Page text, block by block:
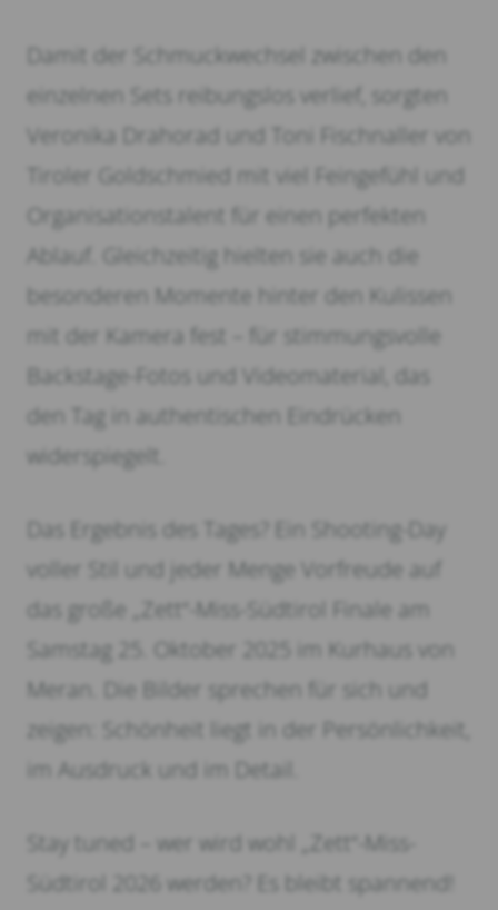
Damit der Schmuckwechsel zwischen den
einzelnen Sets reibungslos verlief, sorgten
Veronika Drahorad und Toni Fischnaller von
Tiroler Goldschmied mit viel Feingefühl und
Organisationstalent für einen perfekten
Ablauf. Gleichzeitig hielten sie auch die
besonderen Momente hinter den Kulissen
mit der Kamera fest – für stimmungsvolle
Backstage-Fotos und Videomaterial, das
den Tag in authentischen Eindrücken
widerspiegelt.
Das Ergebnis des Tages? Ein Shooting-Day
voller Stil und jeder Menge Vorfreude auf
das große „Zett“-Miss-Südtirol Finale am
Samstag 25. Oktober 2025 im Kurhaus von
Meran. Die Bilder sprechen für sich und
zeigen: Schönheit liegt in der Persönlichkeit,
im Ausdruck und im Detail.
Stay tuned – wer wird wohl „Zett“-Miss-
Südtirol 2026 werden? Es bleibt spannend!